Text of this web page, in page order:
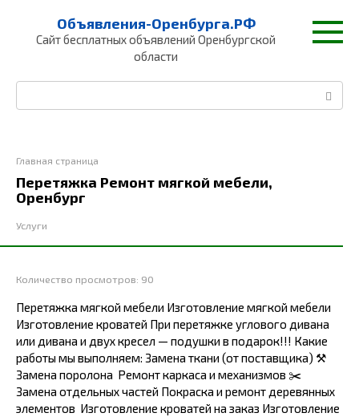
контенту
Объявления-Оренбурга.РФ
Сайт бесплатных объявлений Оренбургской
области
Главная страница
Перетяжка Ремонт мягкой мебели,
Оренбург
Услуги
Количество просмотров: 90
️Перетяжка мягкой мебели Изготовление мягкой мебели
Изготовление кроватей При перетяжке углового дивана
или дивана и двух кресел — подушки в подарок!!! Какие
работы мы выполняем: Замена ткани (от поставщика) ⚒️
Замена поролона ️ Ремонт каркаса и механизмов ✂️
Замена отдельных частей Покраска и ремонт деревянных
элементов ️ Изготовление кроватей на заказ Изготовление